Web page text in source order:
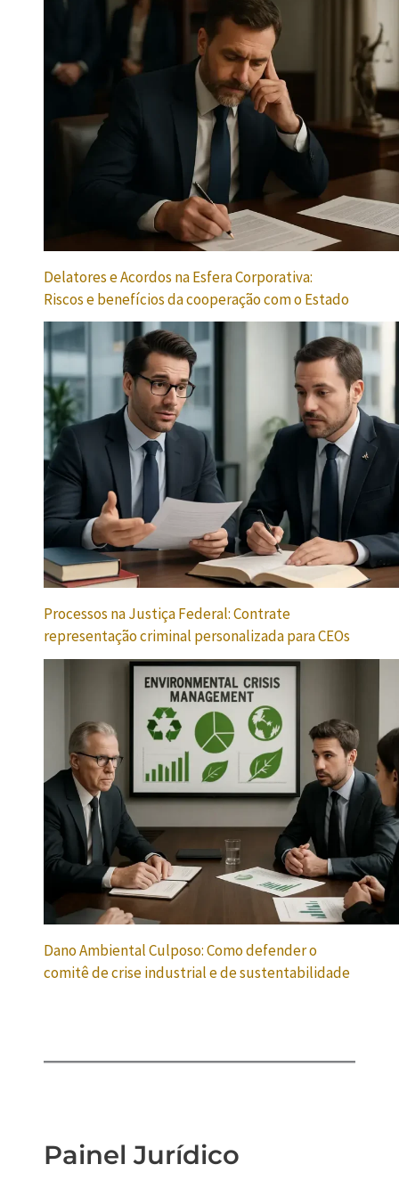
Delatores e Acordos na Esfera Corporativa:
Riscos e benefícios da cooperação com o Estado
Processos na Justiça Federal: Contrate
representação criminal personalizada para CEOs
Dano Ambiental Culposo: Como defender o
comitê de crise industrial e de sustentabilidade
Painel Jurídico